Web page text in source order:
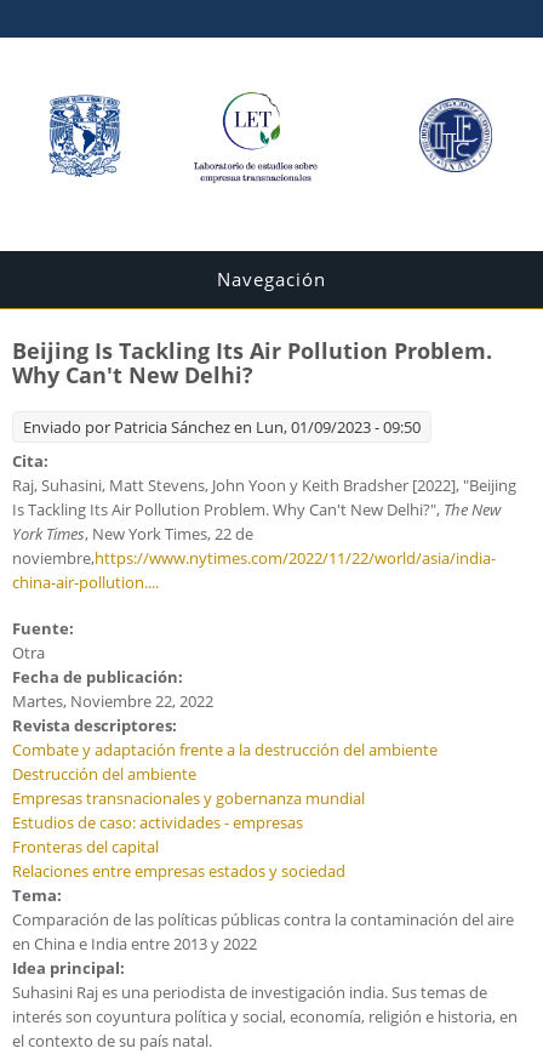
Navegación
Beijing Is Tackling Its Air Pollution Problem.
Why Can't New Delhi?
Enviado por Patricia Sánchezen Lun, 01/09/2023 - 09:50
Cita:
Raj, Suhasini, Matt Stevens, John Yoon y Keith Bradsher [2022], "Beijing
Is Tackling Its Air Pollution Problem. Why Can't New Delhi?", The New
York Times, New York Times, 22 de
noviembre,https://www.nytimes.com/2022/11/22/world/asia/india-
china-air-pollution....
Fuente:
Otra
Fecha de publicación:
Martes, Noviembre 22, 2022
Revista descriptores:
Combate y adaptación frente a la destrucción del ambiente
Destrucción del ambiente
Empresas transnacionales y gobernanza mundial
Estudios de caso: actividades - empresas
Fronteras del capital
Relaciones entre empresas estados y sociedad
Tema:
Comparación de las políticas públicas contra la contaminación del aire
en China e India entre 2013 y 2022
Idea principal:
Suhasini Raj es una periodista de investigación india. Sus temas de
interés son coyuntura política y social, economía, religión e historia, en
el contexto de su país natal.